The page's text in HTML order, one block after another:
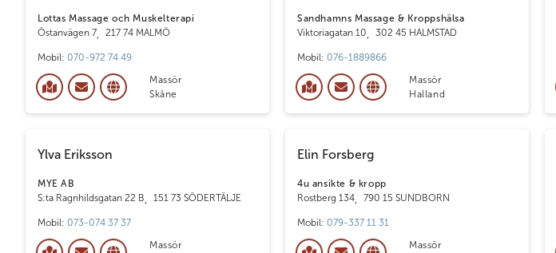
Lottas Massage och Muskelterapi
Östanvägen 7, 217 74 MALMÖ
Mobil: 070-972 74 49
Massör
Skåne
Sandhamns Massage & Kroppshälsa
Viktoriagatan 10, 302 45 HALMSTAD
Mobil: 076-1889866
Massör
Halland
Ylva Eriksson
MYE AB
S:ta Ragnhildsgatan 22 B, 151 73 SÖDERTÄLJE
Mobil: 073-074 37 37
Massör
Elin Forsberg
4u ansikte & kropp
Rostberg 134, 790 15 SUNDBORN
Mobil: 079-337 11 31
Massör